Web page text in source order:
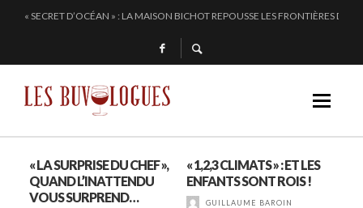
ALTUGNAC, LE COEUR DE L’AUDE BAT PLUS FORT
CHEZ DOMINIQUE GRUHIER, C’EST BULLE, BLANC, ROUGE !
EN 2024, JULIE PITOISET DESSINE LE TRIANGLE DES MOULIN À VENT
« LA SURPRISE DU CHEF »,
QUAND L’INATTENDU
VOUS SURPREND…
« 1,2,3 CLIMATS » : ET LES
ENFANTS SONT ROIS !
GUILLAUME BAROIN